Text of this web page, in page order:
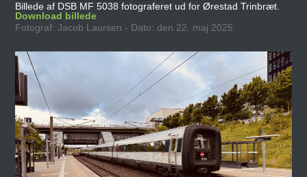
Billede af DSB MF 5038 fotograferet ud for Ørestad Trinbræt.
Download billede
Fotograf: Jacob Laursen - Dato: den 22. maj 2025